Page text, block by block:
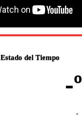
Estado del Tiempo
-º
-